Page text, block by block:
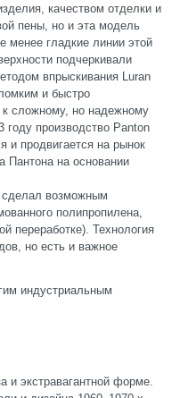
качеством отделки и
пены, но и эта модель
менее гладкие линии этой
подчеркивали
впрыскивания Luran
и быстро
к сложному, но надежному
производство Panton
и продвигается на рынок
Пантона на основании
сделал возможным
полипропилена,
переработке). Технология
но есть и важное
индустриальным
и экстравагантной форме.